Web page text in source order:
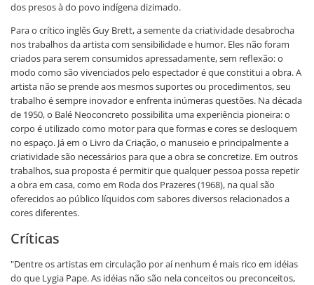
dos presos à do povo indígena dizimado.
Para o crítico inglês Guy Brett, a semente da criatividade desabrocha
nos trabalhos da artista com sensibilidade e humor. Eles não foram
criados para serem consumidos apressadamente, sem reflexão: o
modo como são vivenciados pelo espectador é que constitui a obra. A
artista não se prende aos mesmos suportes ou procedimentos, seu
trabalho é sempre inovador e enfrenta inúmeras questões. Na década
de 1950, o Balé Neoconcreto possibilita uma experiência pioneira: o
corpo é utilizado como motor para que formas e cores se desloquem
no espaço. Já em o Livro da Criação, o manuseio e principalmente a
criatividade são necessários para que a obra se concretize. Em outros
trabalhos, sua proposta é permitir que qualquer pessoa possa repetir
a obra em casa, como em Roda dos Prazeres (1968), na qual são
oferecidos ao público líquidos com sabores diversos relacionados a
cores diferentes.
Críticas
"Dentre os artistas em circulação por aí nenhum é mais rico em idéias
do que Lygia Pape. As idéias não são nela conceitos ou preconceitos,